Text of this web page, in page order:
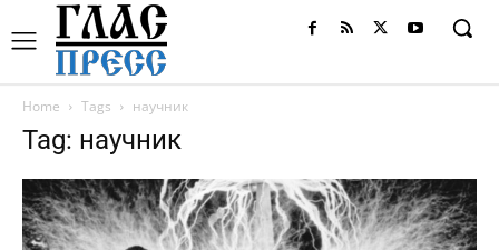
Home Tags научник
Tag: научник